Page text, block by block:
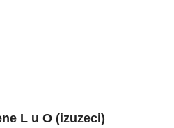
L u O (izuzeci)